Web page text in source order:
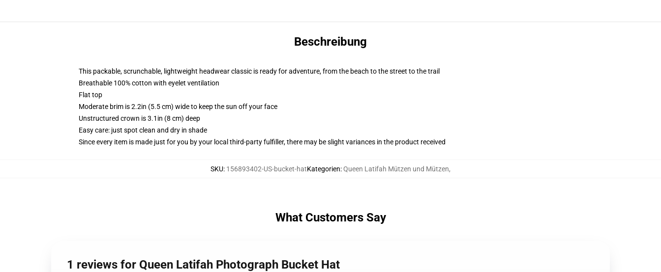
Beschreibung
This packable, scrunchable, lightweight headwear classic is ready for adventure, from the beach to the street to the trail
Breathable 100% cotton with eyelet ventilation
Flat top
Moderate brim is 2.2in (5.5 cm) wide to keep the sun off your face
Unstructured crown is 3.1in (8 cm) deep
Easy care: just spot clean and dry in shade
Since every item is made just for you by your local third-party fulfiller, there may be slight variances in the product received
SKU: 156893402-US-bucket-hatKategorien:Queen Latifah Mützen und Mützen,
What Customers Say
1 reviews for Queen Latifah Photograph Bucket Hat